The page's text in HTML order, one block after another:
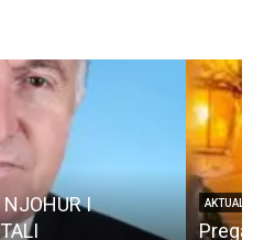
Shtator 2025